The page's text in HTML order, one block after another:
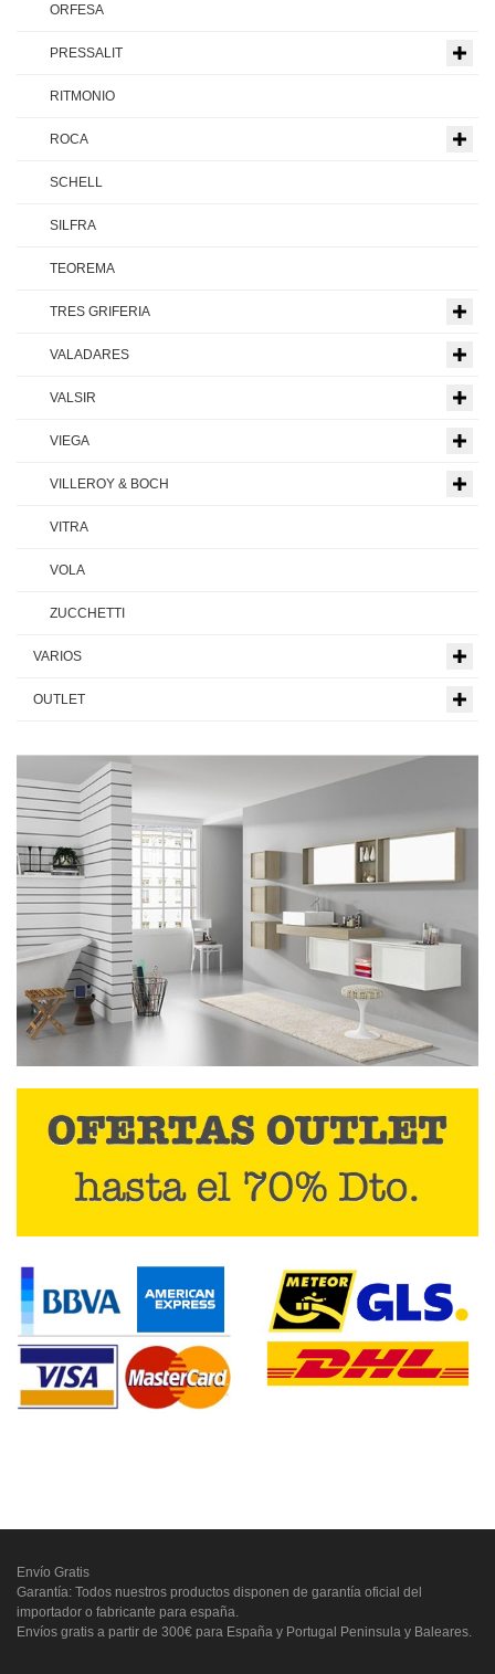
ORFESA
PRESSALIT
RITMONIO
ROCA
SCHELL
SILFRA
TEOREMA
TRES GRIFERIA
VALADARES
VALSIR
VIEGA
VILLEROY & BOCH
VITRA
VOLA
ZUCCHETTI
VARIOS
OUTLET
Envío Gratis
Garantía: Todos nuestros productos disponen de garantía oficial del
importador o fabricante para españa.
Envíos gratis a partir de 300€ para España y Portugal Peninsula y Baleares.